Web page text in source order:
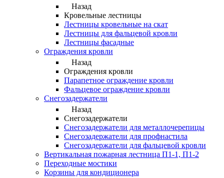
Назад
Кровельные лестницы
Лестницы кровельные на скат
Лестницы для фальцевой кровли
Лестницы фасадные
Ограждения кровли
Назад
Ограждения кровли
Парапетное ограждение кровли
Фальцевое ограждение кровли
Снегозадержатели
Назад
Снегозадержатели
Снегозадержатели для металлочерепицы
Снегозадержатели для профнастила
Снегозадержатели для фальцевой кровли
Вертикальная пожарная лестница П1-1, П1-2
Переходные мостики
Корзины для кондиционера